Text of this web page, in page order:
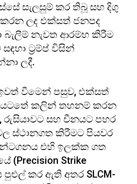
සැලසුම් කර තිබූ සහ දිගු
ලද එක්සත් ජනපද
බැලීම් නැවත ආරම්භ කිරීම
ට්‍රම්ප් විසින්
ලදී.
වීමෙන් පසුව, එක්සත්
යටතේ කලින් තහනම් කරන
රුසියාවට සහ චීනයට පහර
ස්ථානගත කිරීමට පියවර
එහි ඉලක්ක ගත
(Precision Strike
පුළුල් කර ඇති අතර SLCM-